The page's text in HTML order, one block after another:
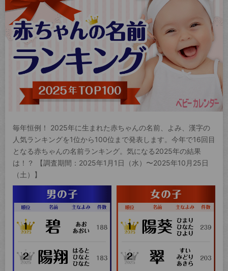
毎年恒例！ 2025年に生まれた赤ちゃんの名前、よみ、漢字の
人気ランキングを1位から100位まで発表します。今年で16回目
となる赤ちゃんの名前ランキング。気になる2025年の結果
は！？ 【調査期間：2025年1月1日（水）〜2025年10月25日
（土）】